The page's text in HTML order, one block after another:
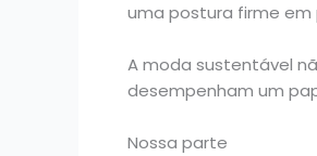
uma postura firme
A moda sustentável
desempenham um
Nossa parte